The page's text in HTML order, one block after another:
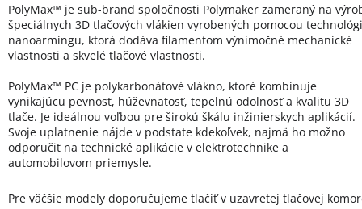
PolyMax™ je sub-brand spoločnosti Polymaker zameraný na
špeciálnych 3D tlačových vlákien vyrobených pomocou
nanoarmingu, ktorá dodáva filamentom výnimočné mechanické
vlastnosti a skvelé tlačové vlastnosti.
PolyMax™ PC je polykarbonátové vlákno, ktoré kombinuje
vynikajúcu pevnosť, húževnatosť, tepelnú odolnosť a kvalitu 3D
tlače. Je ideálnou voľbou pre širokú škálu inžinierskych aplikácií.
Svoje uplatnenie nájde v podstate kdekoľvek, najmä ho možno
odporučiť na technické aplikácie v elektrotechnike a
automobilovom priemysle.
Pre väčšie modely doporučujeme tlačiť v uzavretej tlačovej